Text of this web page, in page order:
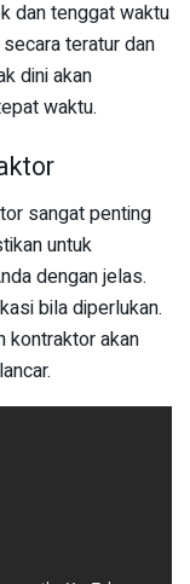
dan tenggat waktu
teratur dan
dini akan
waktu.
sangat penting
untuk
dengan jelas.
bila diperlukan.
kontraktor akan